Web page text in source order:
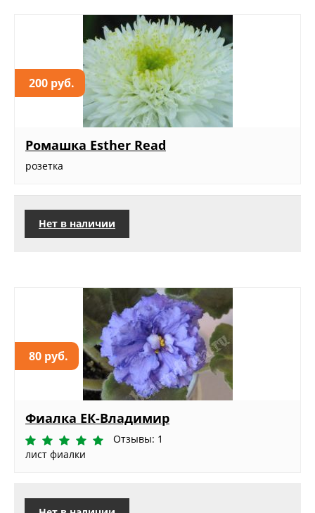
200 руб.
Ромашка Esther Read
розетка
Нет в наличии
80 руб.
Фиалка ЕК-Владимир
Отзывы: 1
лист фиалки